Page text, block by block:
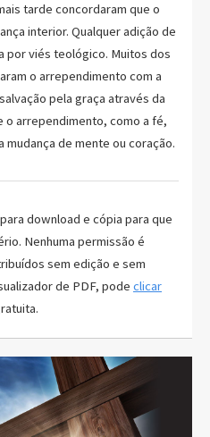
tarde concordaram que o
interior. Qualquer adição de
por viés teológico. Muitos dos
o arrependimento com a
pela graça através da
arrependimento, como a fé,
mudança de mente ou coração.
download e cópia para que
Nenhuma permissão é
sem edição e sem
de PDF, pode clicar